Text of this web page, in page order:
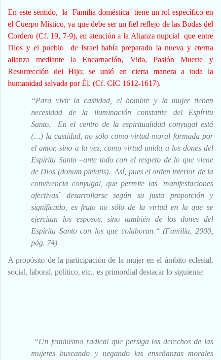
En este sentido, la ¨Familia doméstica¨ tiene un rol específico en
el Cuerpo Místico, ya que debe ser un fiel reflejo de las Bodas del
Cordero (Cf. 19, 7-9), en atención a la Alianza nupcial que entre
Dios y el pueblo de Israel había preparado la nueva y eterna
alianza mediante la Encarnación, Vida, Pasión Muerte y
Resurrección del Hijo; se unió en cierta manera a toda la
humanidad salvada por Él. (Cf. CIC 1612-1617).
“Para vivir la castidad, el hombre y la mujer tienen
necesidad de la iluminación constante del Espíritu
Santo. En el centro de la espiritualidad conyugal está
(…) la castidad, no sólo como virtud moral formada por
el amor, sino a la vez, como virtud unida a los dones del
Espíritu Santo –ante todo con el respeto de lo que viene
de Dios (donum pietatis). Así, pues el orden interior de la
convivencia conyugal, que permite las ¨manifestaciones
afectivas¨ desarrollarse según su justa proporción y
significado, es fruto no sólo de la virtud en la que se
ejercitan los esposos, sino también de los dones del
Espíritu Santo con los que colaboran.“ (Familia, 2000,
pág. 74)
A propósito de la participación de la mujer en el ámbito eclesial,
social, laboral, político, etc., es primordial destacar lo siguiente:
“Un feminismo radical que persiga los derechos de las
mujeres buscando y negando las enseñanzas morales